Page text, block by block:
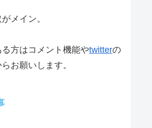
メイン。
方はコメント機能やtwitterの
お願いします。